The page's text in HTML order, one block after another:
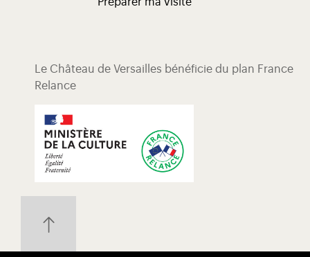
Préparer ma visite
Le Château de Versailles bénéficie du plan France
Relance